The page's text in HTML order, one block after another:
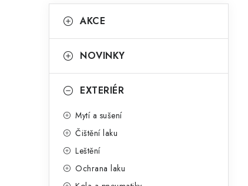
o
t
kategorie
a
e
AKCE
NOVINKY
EXTERIÉR
Mytí a sušení
Čištění laku
Leštění
Ochrana laku